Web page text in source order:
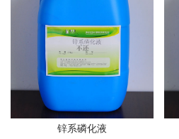
锌系磷化液